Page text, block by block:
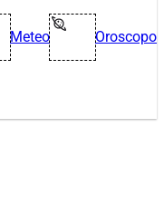
Meteo Oroscopo